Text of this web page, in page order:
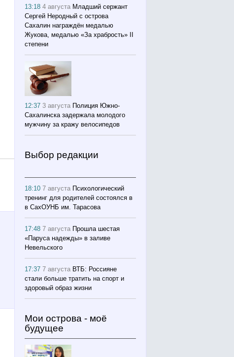
13:184 августа Младший сержант
Сергей Неродный с острова
Сахалин награждён медалью
Жукова, медалью «За храбрость» II
степени
12:373 августа Полиция Южно-
Сахалинска задержала молодого
мужчину за кражу велосипедов
Выбор редакции
18:107 августа Психологический
тренинг для родителей состоялся в
в СахОУНБ им. Тарасова
17:487 августа Прошла шестая
«Паруса надежды» в заливе
Невельского
17:377 августа ВТБ: Россияне
стали больше тратить на спорт и
здоровый образ жизни
Мои острова - моё
будущее